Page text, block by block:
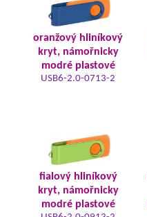
oranžový hliníkový
kryt, námořnicky
modré plastové
USB6-2.0-0713-2
fialový hliníkový
kryt, námořnicky
modré plastové